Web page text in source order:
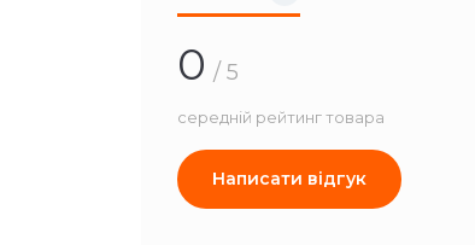
0 / 5
середній рейтинг товара
Написати відгук